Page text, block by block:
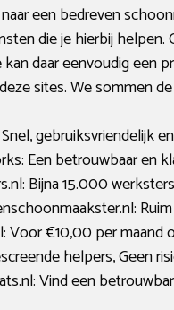
een bedreven
die je hierbij
daar eenvoudig een
sites. We sommen
gebruiksvriendelijk
Een betrouwbaar en
Bijna 15.000
Voor €10,00 per maand
helpers, Geen
Vind een